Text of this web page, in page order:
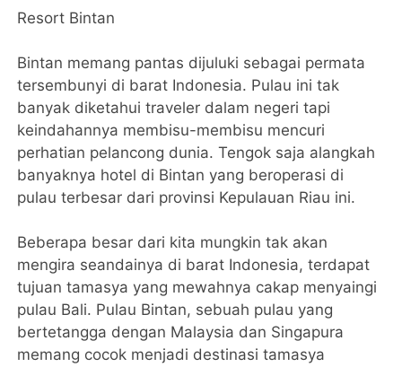
Resort Bintan
Bintan memang pantas dijuluki sebagai permata
tersembunyi di barat Indonesia. Pulau ini tak
banyak diketahui traveler dalam negeri tapi
keindahannya membisu-membisu mencuri
perhatian pelancong dunia. Tengok saja alangkah
banyaknya hotel di Bintan yang beroperasi di
pulau terbesar dari provinsi Kepulauan Riau ini.
Beberapa besar dari kita mungkin tak akan
mengira seandainya di barat Indonesia, terdapat
tujuan tamasya yang mewahnya cakap menyaingi
pulau Bali. Pulau Bintan, sebuah pulau yang
bertetangga dengan Malaysia dan Singapura
memang cocok menjadi destinasi tamasya